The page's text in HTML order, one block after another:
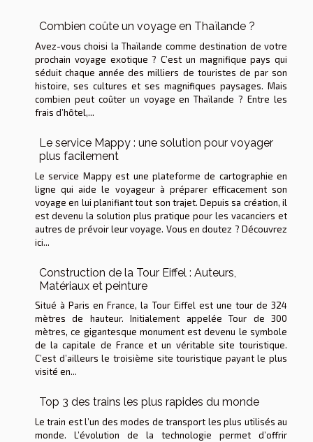
Combien coûte un voyage en Thaïlande ?
Avez-vous choisi la Thaïlande comme destination de votre
prochain voyage exotique ? C’est un magnifique pays qui
séduit chaque année des milliers de touristes de par son
histoire, ses cultures et ses magnifiques paysages. Mais
combien peut coûter un voyage en Thaïlande ? Entre les
frais d’hôtel,...
Le service Mappy : une solution pour voyager
plus facilement
Le service Mappy est une plateforme de cartographie en
ligne qui aide le voyageur à préparer efficacement son
voyage en lui planifiant tout son trajet. Depuis sa création, il
est devenu la solution plus pratique pour les vacanciers et
autres de prévoir leur voyage. Vous en doutez ? Découvrez
ici...
Construction de la Tour Eiffel : Auteurs,
Matériaux et peinture
Situé à Paris en France, la Tour Eiffel est une tour de 324
mètres de hauteur. Initialement appelée Tour de 300
mètres, ce gigantesque monument est devenu le symbole
de la capitale de France et un véritable site touristique.
C’est d’ailleurs le troisième site touristique payant le plus
visité en...
Top 3 des trains les plus rapides du monde
Le train est l’un des modes de transport les plus utilisés au
monde. L’évolution de la technologie permet d’offrir